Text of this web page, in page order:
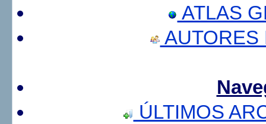
ATLAS
AUTORES
ÚLTIMOS